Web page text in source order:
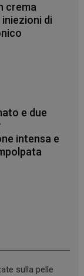
crema
di
e due
intensa e
sulla pelle